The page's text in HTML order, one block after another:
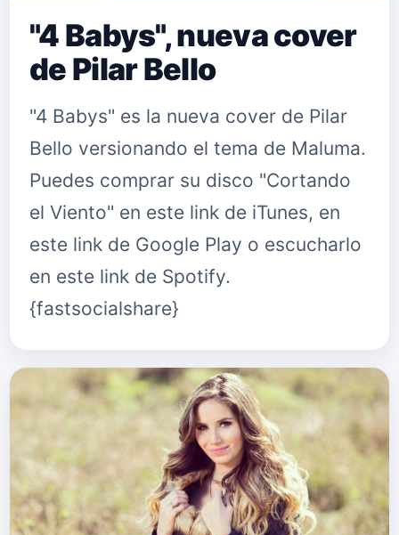
"4 Babys", nueva cover
de Pilar Bello
"4 Babys" es la nueva cover de Pilar
Bello versionando el tema de Maluma.
Puedes comprar su disco "Cortando
el Viento" en este link de iTunes, en
este link de Google Play o escucharlo
en este link de Spotify.
{fastsocialshare}